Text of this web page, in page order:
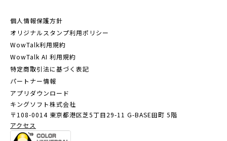
個人情報保護方針
オリジナルスタンプ利用ポリシー
WowTalk利用規約
WowTalk AI 利用規約
特定商取引法に基づく表記
パートナー情報
アプリダウンロード
キングソフト株式会社
〒108-0014 東京都港区芝5丁目29-11 G-BASE田町 5階
アクセス